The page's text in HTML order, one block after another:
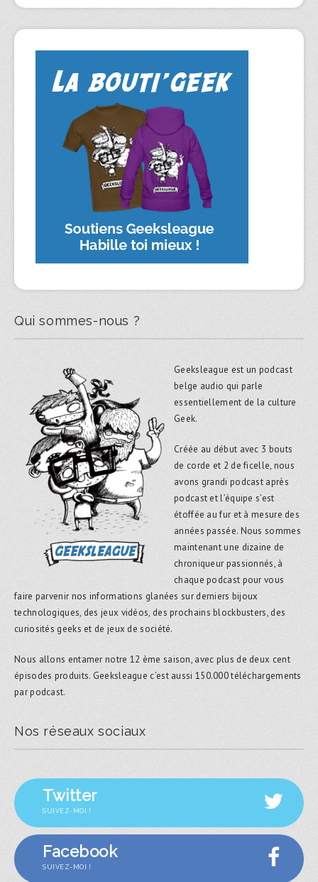
Qui sommes-nous ?
Geeksleague est un podcast
belge audio qui parle
essentiellement de la culture
Geek.
Créée au début avec 3 bouts
de corde et 2 de ficelle, nous
avons grandi podcast après
podcast et l’équipe s’est
étoffée au fur et à mesure des
années passée. Nous sommes
maintenant une dizaine de
chroniqueur passionnés, à
chaque podcast pour vous
faire parvenir nos informations glanées sur derniers bijoux
technologiques, des jeux vidéos, des prochains blockbusters, des
curiosités geeks et de jeux de société.
Nous allons entamer notre 12 ème saison, avec plus de deux cent
épisodes produits. Geeksleague c’est aussi 150.000 téléchargements
par podcast.
Nos réseaux sociaux
Twitter
SUIVEZ-MOI !
Facebook
SUIVEZ-MOI !